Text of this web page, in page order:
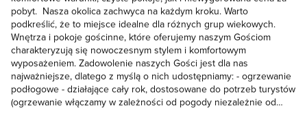
pobyt. Nasza okolica zachwyca na każdym kroku. Warto
podkreślić, że to miejsce idealne dla różnych grup wiekowych.
Wnętrza i pokoje gościnne, które oferujemy naszym Gościom
charakteryzują się nowoczesnym stylem i komfortowym
wyposażeniem. Zadowolenie naszych Gości jest dla nas
najważniejsze, dlatego z myślą o nich udostępniamy: - ogrzewanie
podłogowe - działające cały rok, dostosowane do potrzeb turystów
(ogrzewanie włączamy w zależności od pogody niezależnie od